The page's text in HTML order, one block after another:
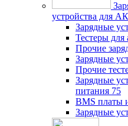
устройства для
Зарядные
Тестеры для
Прочие
Зарядные
Прочие
Зарядные
питания 75
BMS платы
Зарядные